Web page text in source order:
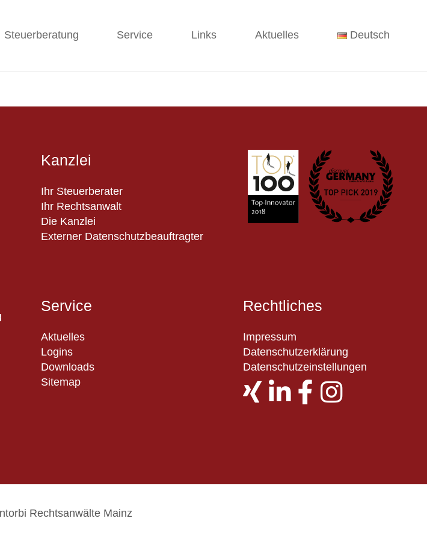
Steuerberatung Service Links Aktuelles Deutsch
Kanzlei
Ihr Steuerberater
Ihr Rechtsanwalt
Die Kanzlei
Externer Datenschutzbeauftragter
Service
Aktuelles
Logins
Downloads
Sitemap
Rechtliches
Impressum
Datenschutzerklärung
Datenschutzeinstellungen
Rechtsanwälte Mainz